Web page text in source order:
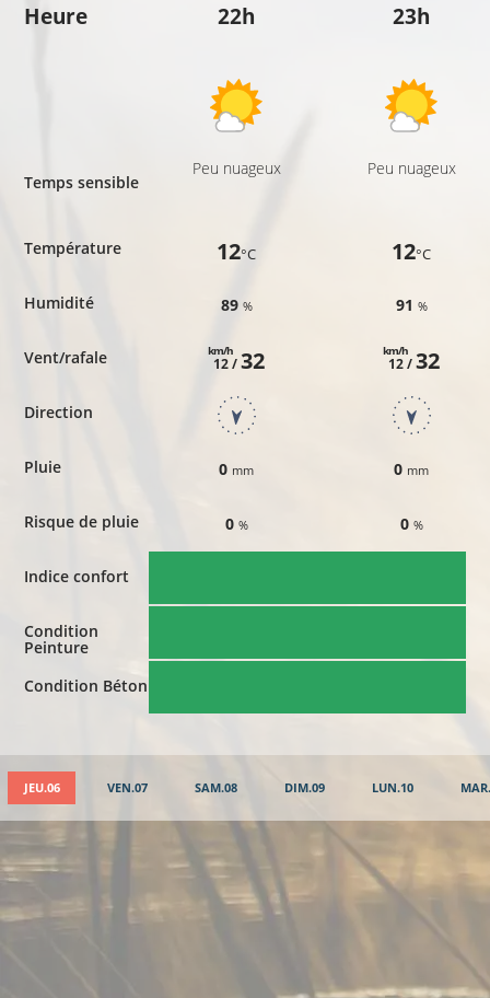
Heure
Temps sensible
Température
Humidité
Vent/rafale
Direction
Pluie
Risque de pluie
Indice confort
Condition
Peinture
Condition Béton
22h
Peu nuageux
12°C
89 %
12 /
km/h 32
0 mm
0 %
23h
Peu nuageux
12°C
91 %
12 /
km/h 32
0 mm
0 %
JEU.06 VEN.07 SAM.08 DIM.09 LUN.10